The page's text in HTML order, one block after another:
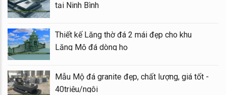
tại Ninh Bình
Thiết kế Lăng thờ đá 2 mái đẹp cho khu
Lăng Mộ đá dòng họ
Mẫu Mộ đá granite đẹp, chất lượng, giá tốt -
40triệu/ngôi